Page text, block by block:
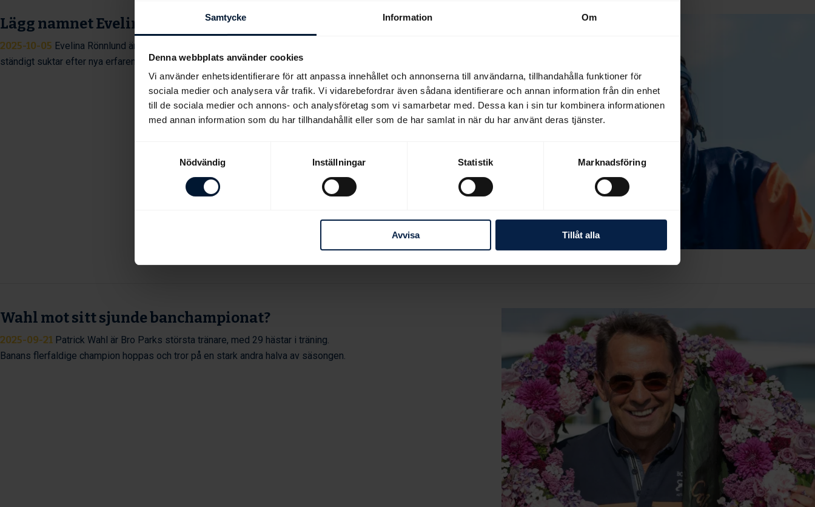
Samtycke Information Om
Denna webbplats använder cookies
Vi använder enhetsidentifierare för att anpassa innehållet och annonserna till användarna, tillhandahålla funktioner för
sociala medier och analysera vår trafik. Vi vidarebefordrar även sådana identifierare och annan information från din enhet
till de sociala medier och annons- och analysföretag som vi samarbetar med. Dessa kan i sin tur kombinera informationen
med annan information som du har tillhandahållit eller som de har samlat in när du har använt deras tjänster.
Nödvändig
Inställningar Statistik Marknadsföring
Avvisa Tillåt alla
Lägg namnet Evelina Rönnlund på minnet
2025-10-05 Evelina Rönnlund är bara några få segrar ifrån att rida ur sin viktlättnad som lärling. Jockeyn som
ständigt suktar efter nya erfarenheter och kunskap.
Wahl mot sitt sjunde banchampionat?
2025-09-21 Patrick Wahl är Bro Parks största tränare, med 29 hästar i träning.
Banans flerfaldige champion hoppas och tror på en stark andra halva av säsongen.